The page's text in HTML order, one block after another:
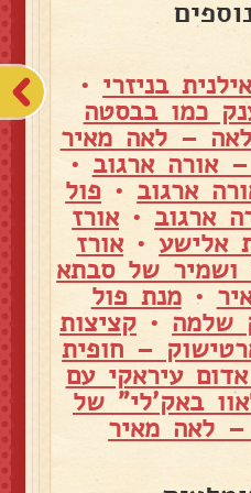
בניזרי •
כמו בבסטה
– לאה מאיר
אורה ארגוב •
ארגוב • פול
ארגוב •אורז
אלישע•אורז
ושמיר של סבתא
•מנת פול
שלמה • קציצות
– חופית
עיראקי עם
באק'לי" של
לאה מאיר